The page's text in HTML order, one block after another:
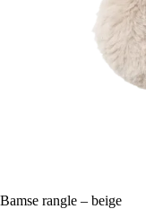
Bamse rangle – beige